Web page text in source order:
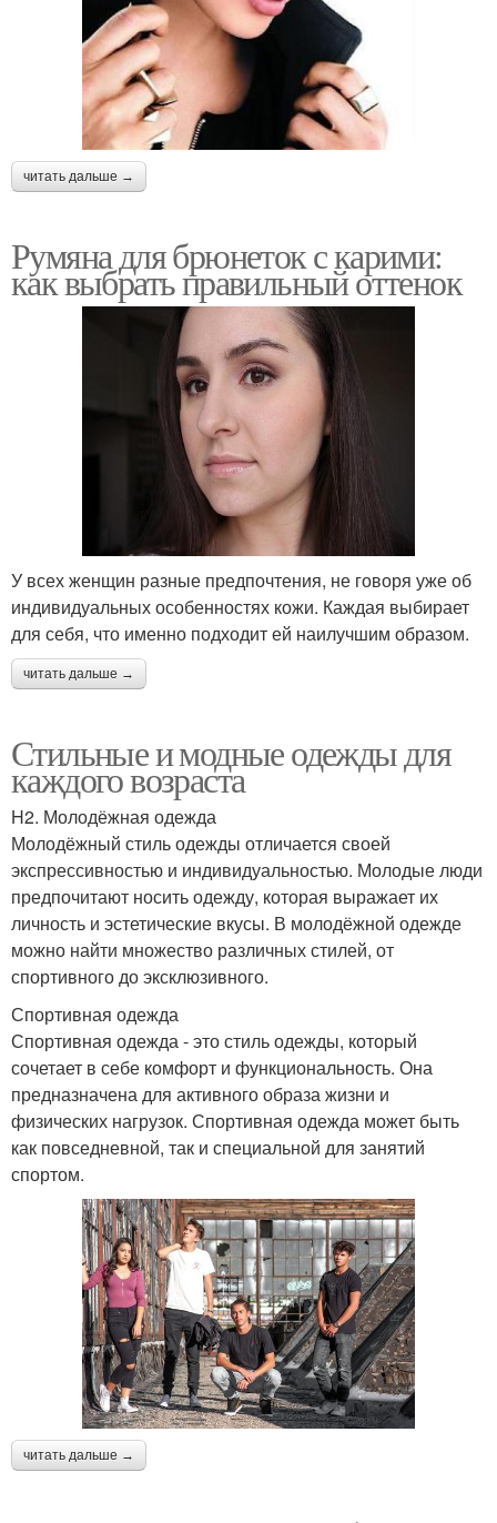
читать дальше →
Румяна для брюнеток с карими:
как выбрать правильный оттенок
У всех женщин разные предпочтения, не говоря уже об
индивидуальных особенностях кожи. Каждая выбирает
для себя, что именно подходит ей наилучшим образом.
читать дальше →
Стильные и модные одежды для
каждого возраста
H2. Молодёжная одежда
Молодёжный стиль одежды отличается своей
экспрессивностью и индивидуальностью. Молодые люди
предпочитают носить одежду, которая выражает их
личность и эстетические вкусы. В молодёжной одежде
можно найти множество различных стилей, от
спортивного до эксклюзивного.
Спортивная одежда
Спортивная одежда - это стиль одежды, который
сочетает в себе комфорт и функциональность. Она
предназначена для активного образа жизни и
физических нагрузок. Спортивная одежда может быть
как повседневной, так и специальной для занятий
спортом.
читать дальше →